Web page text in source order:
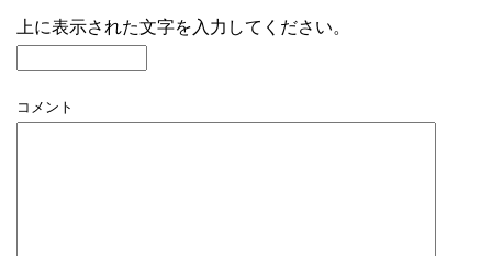
上に表示された文字を入力してください。
コメント